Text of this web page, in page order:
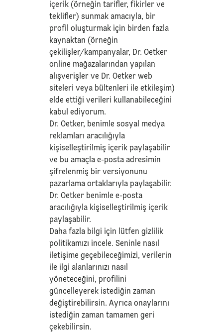
içerik (örneğin tarifler, fikirler ve
teklifler) sunmak amacıyla, bir
profil oluşturmak için birden fazla
kaynaktan (örneğin
çekilişler/kampanyalar, Dr. Oetker
online mağazalarından yapılan
alışverişler ve Dr. Oetker web
siteleri veya bültenleri ile etkileşim)
elde ettiği verileri kullanabileceğini
kabul ediyorum.
Dr. Oetker, benimle sosyal medya
reklamları aracılığıyla
kişiselleştirilmiş içerik paylaşabilir
ve bu amaçla e-posta adresimin
şifrelenmiş bir versiyonunu
pazarlama ortaklarıyla paylaşabilir.
Dr. Oetker benimle e-posta
aracılığıyla kişiselleştirilmiş içerik
paylaşabilir.
Daha fazla bilgi için lütfengizlilik
politikamızı incele. Seninle nasıl
iletişime geçebileceğimizi, verilerin
ile ilgi alanlarınızı nasıl
yöneteceğini, profilini
güncelleyerek istediğin zaman
değiştirebilirsin. Ayrıca onaylarını
istediğin zaman tamamen geri
çekebilirsin.